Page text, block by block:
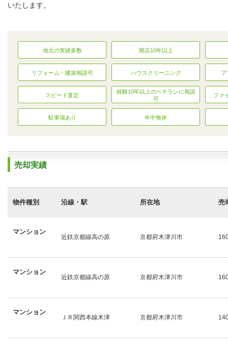
いたします。
地元の実績多数 開店10年以上
リフォーム・建築相談可 ハウスクリーニング
スピード査定
経験10年以上のベテランに相談
可
ファ
駐車場あり 年中無休
売却実績
物件種別 沿線・駅 所在地 売
マンション
近鉄京都線高の原 京都府木津川市
マンション
近鉄京都線高の原 京都府木津川市
マンション
ＪＲ関西本線木津 京都府木津川市